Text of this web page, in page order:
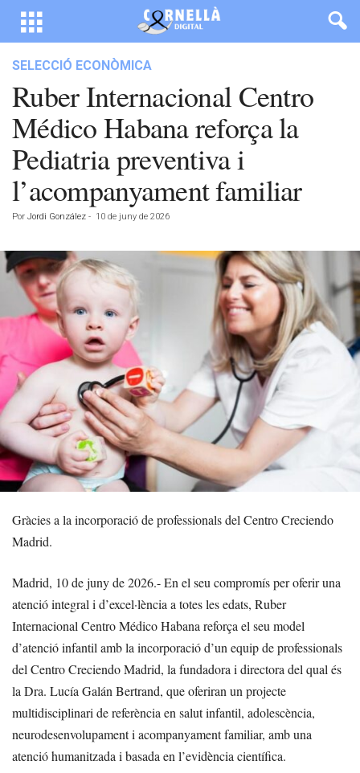
SELECCIÓ ECONÒMICA
Ruber Internacional Centro
Médico Habana reforça la
Pediatria preventiva i
l’acompanyament familiar
Por Jordi González - 10 de juny de 2026
Gràcies a la incorporació de professionals del Centro Creciendo
Madrid.
Madrid, 10 de juny de 2026.- En el seu compromís per oferir una
atenció integral i d’excel·lència a totes les edats, Ruber
Internacional Centro Médico Habana reforça el seu model
d’atenció infantil amb la incorporació d’un equip de professionals
del Centro Creciendo Madrid, la fundadora i directora del qual és
la Dra. Lucía Galán Bertrand, que oferiran un projecte
multidisciplinari de referència en salut infantil, adolescència,
neurodesenvolupament i acompanyament familiar, amb una
atenció humanitzada i basada en l’evidència científica.